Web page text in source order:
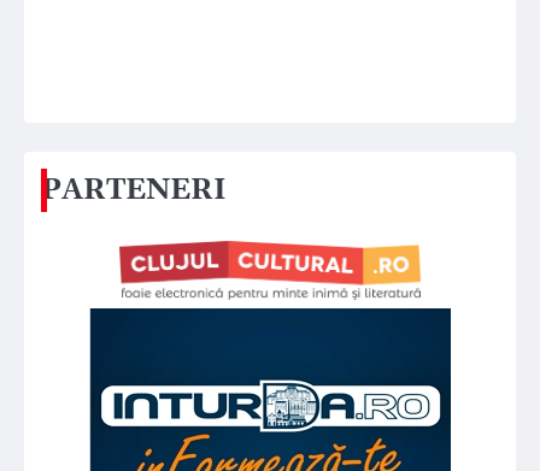
PARTENERI